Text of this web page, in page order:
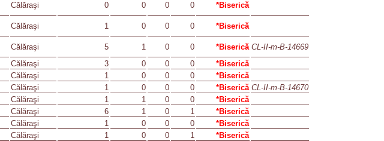
Călăraşi 0 0 0 0 *Biserică
Călăraşi 1 0 0 0 *Biserică
Călăraşi 5 1 0 0 *Biserică CL-II-m-B-14669
Călăraşi 3 0 0 0
*Biserică
Călăraşi 1 0 0 0
*Biserică
Călăraşi 1 0 0 0 *Biserică CL-II-m-B-14670
Călăraşi 1 1 0 0
*Biserică
Călăraşi 6 1 0 1
*Biserică
Călăraşi 1 0 0 0
*Biserică
Călăraşi 1 0 0 1
*Biserică